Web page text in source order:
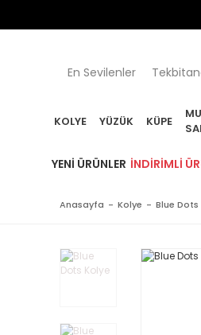
En Sevilenler
KOLYE YÜZÜK KÜPE
YENI ÜRÜNLER İNDIRIMLI
Anasayfa Kolye Blue Dots